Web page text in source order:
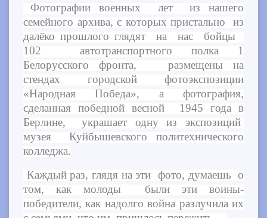
Фотографии военных лет из нашего
семейного архива, с которых пристально из
далёко прошлого глядят на нас бойцы
102 автотранспортного полка 1
Белорусского фронта, размещены на
стендах городской фотоэкспозиции
«Народная Победа», а фотография,
сделанная победной весной 1945 года в
Берлине, украшает одну из экспозиций
музея Куйбышевского политехнического
колледжа.
Каждый раз, глядя на эти фото, думаешь о
том, как молоды были эти воины-
победители, как надолго война разлучила их